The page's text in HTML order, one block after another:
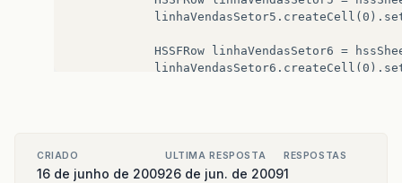
			HSSFRow linhaVendasSetor8 = hssSheetVendasSetor.createRow(8);
CRIADO
16 de junho de 2009
ULTIMA RESPOSTA
26 de jun. de 2009
RESPOSTAS
1